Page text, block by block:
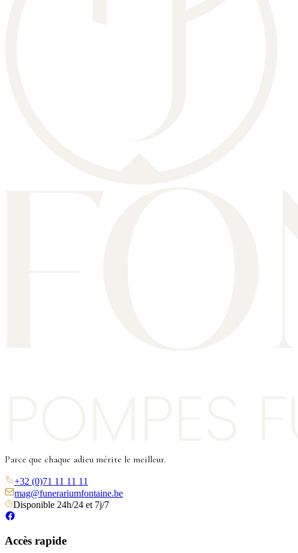
Parce que chaque adieu mérite le meilleur.
+32 (0)71 11 11 11
mag@funerariumfontaine.be
Disponible 24h/24 et 7j/7
Accès rapide